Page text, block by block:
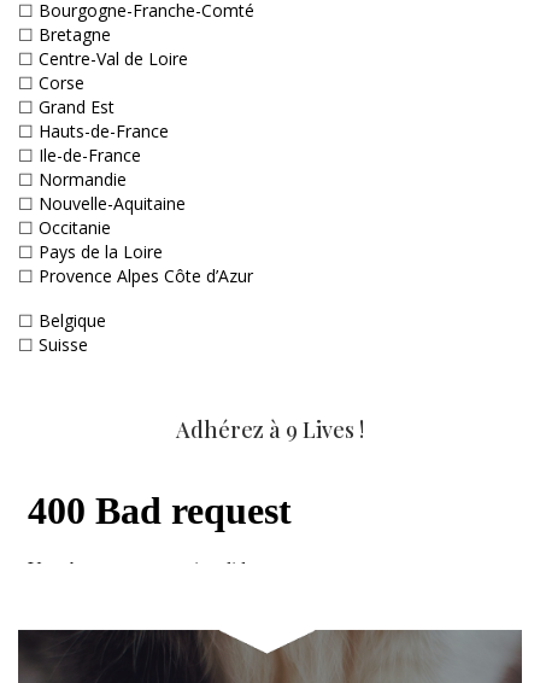
☐ Bourgogne-Franche-Comté
☐ Bretagne
☐ Centre-Val de Loire
☐ Corse
☐ Grand Est
☐ Hauts-de-France
☐ Ile-de-France
☐ Normandie
☐ Nouvelle-Aquitaine
☐ Occitanie
☐ Pays de la Loire
☐ Provence Alpes Côte d’Azur
☐ Belgique
☐ Suisse
Adhérez à 9 Lives !